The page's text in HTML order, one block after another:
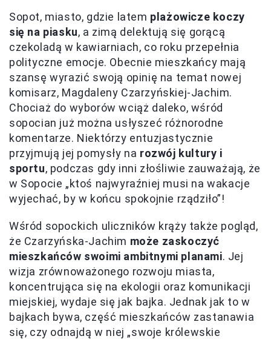
Sopot, miasto, gdzie latem plażowicze koczy
się na piasku, a zimą delektują się gorącą
czekoladą w kawiarniach, co roku przepełnia
polityczne emocje. Obecnie mieszkańcy mają
szansę wyrazić swoją opinię na temat nowej
komisarz, Magdaleny Czarzyńskiej-Jachim.
Chociaż do wyborów wciąż daleko, wśród
sopocian już można usłyszeć różnorodne
komentarze. Niektórzy entuzjastycznie
przyjmują jej pomysły na rozwój kultury i
sportu, podczas gdy inni złośliwie zauważają, że
w Sopocie „ktoś najwyraźniej musi na wakacje
wyjechać, by w końcu spokojnie rządziło”!
Wśród sopockich uliczników krąży także pogląd,
że Czarzyńska-Jachim może zaskoczyć
mieszkańców swoimi ambitnymi planami. Jej
wizja zrównoważonego rozwoju miasta,
koncentrująca się na ekologii oraz komunikacji
miejskiej, wydaje się jak bajka. Jednak jak to w
bajkach bywa, część mieszkańców zastanawia
się, czy odnajdą w niej „swoje królewskie